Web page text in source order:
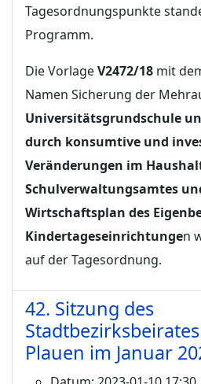
Tagesordnungspunkte
Programm.
Die VorlageV2472/18 mit
Namen Sicherung der
Universitätsgrundschule
durch konsumtive und
Veränderungen im
Schulverwaltungsamtes
Wirtschaftsplan des
Kindertageseinrichtungen
auf der Tagesordnung.
42. Sitzung des
Plauen im Januar